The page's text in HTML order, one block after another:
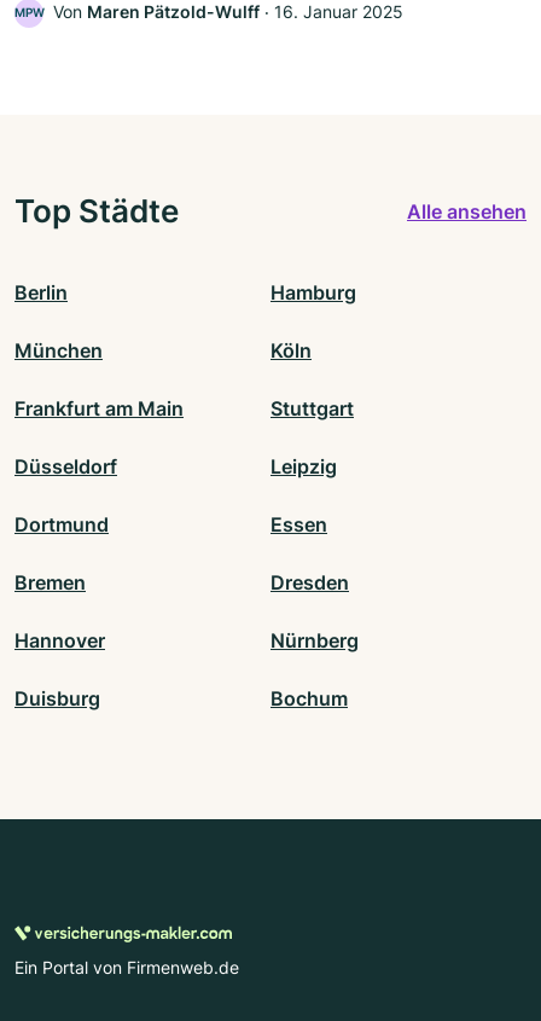
MPW Von Maren Pätzold-Wulff ‧ 16. Januar 2025
Top Städte Alle ansehen
Berlin Hamburg
München Köln
Frankfurt am Main Stuttgart
Düsseldorf Leipzig
Dortmund Essen
Bremen Dresden
Hannover Nürnberg
Duisburg Bochum
Ein Portal von Firmenweb.de